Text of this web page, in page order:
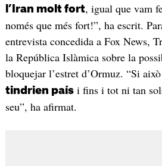
l’Iran molt fort, igual que vam
només que més fort!”, ha escrit.
entrevista concedida a Fox News,
la República Islàmica sobre la
bloquejar l’estret d’Ormuz. “Si això
tindrien paísi fins i tot ni tan
seu”, ha afirmat.